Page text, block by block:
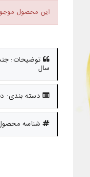
این محصول
سال
دسته بندی:
شناسه محصول: